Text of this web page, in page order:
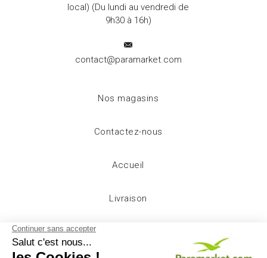
local) (Du lundi au vendredi de
9h30 à 16h)
contact@paramarket.com
Nos magasins
Contactez-nous
Accueil
Livraison
Mentions légales